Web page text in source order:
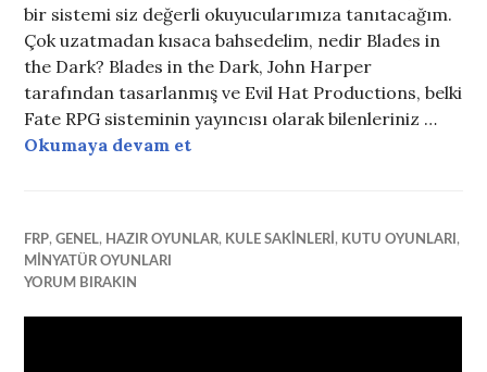
bir sistemi siz değerli okuyucularımıza tanıtacağım.
Çok uzatmadan kısaca bahsedelim, nedir Blades in
the Dark? Blades in the Dark, John Harper
tarafından tasarlanmış ve Evil Hat Productions, belki
Fate RPG sisteminin yayıncısı olarak bilenleriniz …
Okumaya devam etBlades in the Dark ile İtlik
FRP,GENEL, HAZIR OYUNLAR, KULE SAKINLERI , KUTU OYUNLARI ,
MINYATÜR OYUNLARI
YORUM BIRAKIN